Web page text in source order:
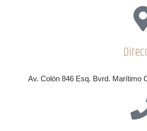
Av. Colón 846 Esq. Bvrd. Marítimo